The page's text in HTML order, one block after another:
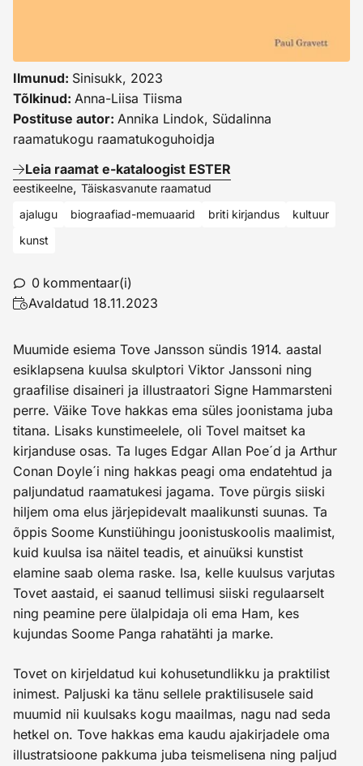
Ilmunud: Sinisukk, 2023
Tõlkinud: Anna-Liisa Tiisma
Postituse autor: Annika Lindok, Südalinna
raamatukogu raamatukoguhoidja
Leia raamat e-kataloogist ESTER
eestikeelne, Täiskasvanute raamatud
ajalugu
biograafiad-memuaarid briti kirjandus
kultuur
kunst
0 kommentaar(i)
Avaldatud 18.11.2023
Muumide esiema Tove Jansson sündis 1914. aastal
esiklapsena kuulsa skulptori Viktor Janssoni ning
graafilise disaineri ja illustraatori Signe Hammarsteni
perre. Väike Tove hakkas ema süles joonistama juba
titana. Lisaks kunstimeelele, oli Tovel maitset ka
kirjanduse osas. Ta luges Edgar Allan Poe´d ja Arthur
Conan Doyle´i ning hakkas peagi oma endatehtud ja
paljundatud raamatukesi jagama. Tove pürgis siiski
hiljem oma elus järjepidevalt maalikunsti suunas. Ta
õppis Soome Kunstiühingu joonistuskoolis maalimist,
kuid kuulsa isa näitel teadis, et ainuüksi kunstist
elamine saab olema raske. Isa, kelle kuulsus varjutas
Tovet aastaid, ei saanud tellimusi siiski regulaarselt
ning peamine pere ülalpidaja oli ema Ham, kes
kujundas Soome Panga rahatähti ja marke.
Tovet on kirjeldatud kui kohusetundlikku ja praktilist
inimest. Paljuski ka tänu sellele praktilisusele said
muumid nii kuulsaks kogu maailmas, nagu nad seda
hetkel on. Tove hakkas ema kaudu ajakirjadele oma
illustratsioone pakkuma juba teismelisena ning paljud